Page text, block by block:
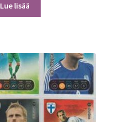
Lue lisää